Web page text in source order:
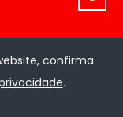
confirma
.